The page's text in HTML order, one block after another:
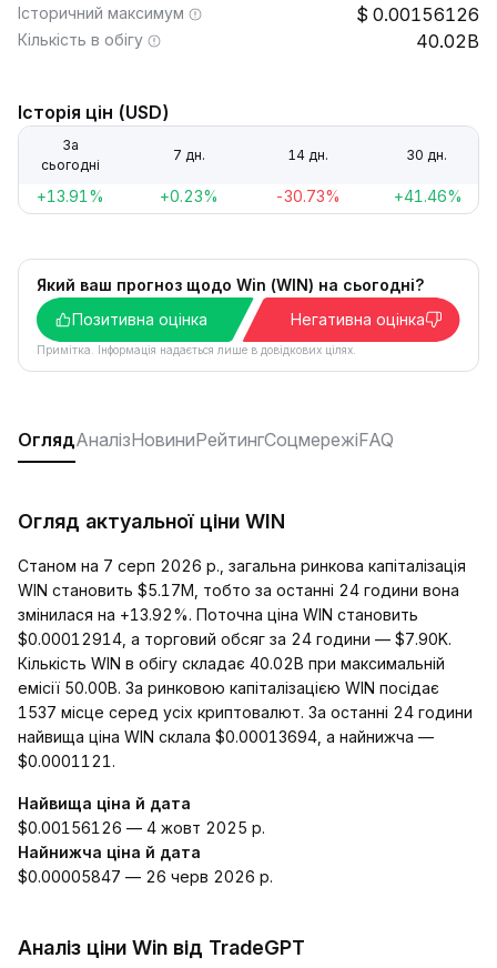
Історичний максимум 0.00156126
Кількість в обігу 40.02B
Історія цін (USD)
За
сьогодні
7 дн. 14 дн. 30 дн.
+13.91% +0.23% -30.73% +41.46%
Який ваш прогноз щодо Win (WIN) на сьогодні?
Позитивна оцінка
Негативна оцінка
Примітка. Інформація надається лише в довідкових цілях.
ОглядАналізНовиниРейтингСоцмережіFAQ
Огляд актуальної ціни WIN
Станом на 7 серп 2026 р., загальна ринкова капіталізація
WIN становить $5.17M, тобто за останні 24 години вона
змінилася на +13.92%. Поточна ціна WIN становить
$0.00012914, а торговий обсяг за 24 години — $7.90K.
Кількість WIN в обігу складає 40.02B при максимальній
емісії 50.00B. За ринковою капіталізацією WIN посідає
1537 місце серед усіх криптовалют. За останні 24 години
найвища ціна WIN склала $0.00013694, а найнижча —
$0.0001121.
Найвища ціна й дата
$0.00156126 — 4 жовт 2025 р.
Найнижча ціна й дата
$0.00005847 — 26 черв 2026 р.
Аналіз ціни Win від TradeGPT